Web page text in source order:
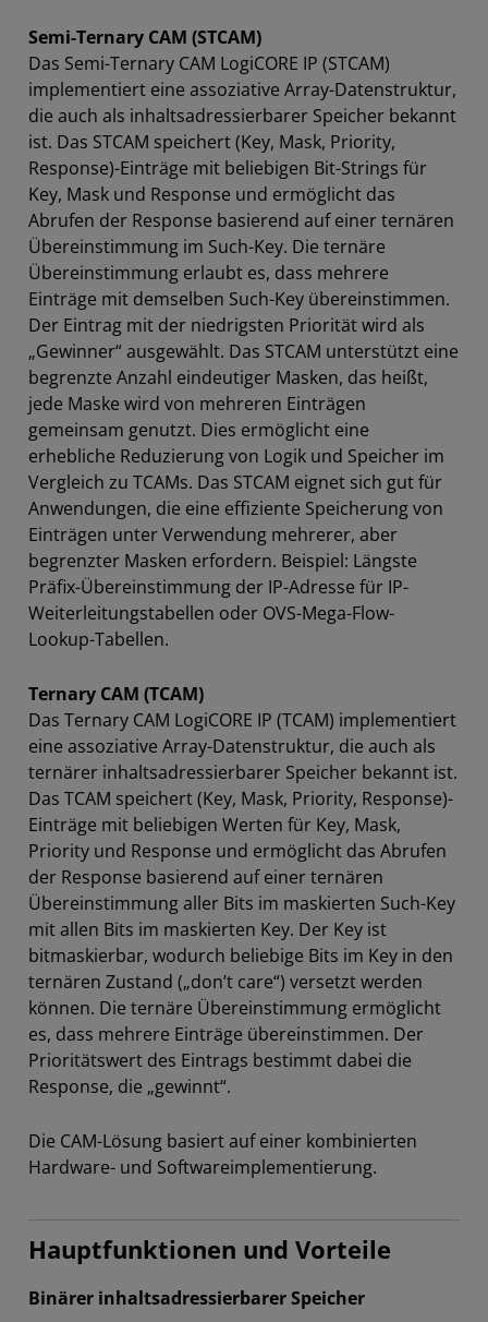
Semi-Ternary CAM (STCAM)
Das Semi-Ternary CAM LogiCORE IP (STCAM)
implementiert eine assoziative Array-Datenstruktur,
die auch als inhaltsadressierbarer Speicher bekannt
ist. Das STCAM speichert (Key, Mask, Priority,
Response)-Einträge mit beliebigen Bit-Strings für
Key, Mask und Response und ermöglicht das
Abrufen der Response basierend auf einer ternären
Übereinstimmung im Such-Key. Die ternäre
Übereinstimmung erlaubt es, dass mehrere
Einträge mit demselben Such-Key übereinstimmen.
Der Eintrag mit der niedrigsten Priorität wird als
„Gewinner“ ausgewählt. Das STCAM unterstützt eine
begrenzte Anzahl eindeutiger Masken, das heißt,
jede Maske wird von mehreren Einträgen
gemeinsam genutzt. Dies ermöglicht eine
erhebliche Reduzierung von Logik und Speicher im
Vergleich zu TCAMs. Das STCAM eignet sich gut für
Anwendungen, die eine effiziente Speicherung von
Einträgen unter Verwendung mehrerer, aber
begrenzter Masken erfordern. Beispiel: Längste
Präfix-Übereinstimmung der IP-Adresse für IP-
Weiterleitungstabellen oder OVS-Mega-Flow-
Lookup-Tabellen.
Ternary CAM (TCAM)
Das Ternary CAM LogiCORE IP (TCAM) implementiert
eine assoziative Array-Datenstruktur, die auch als
ternärer inhaltsadressierbarer Speicher bekannt ist.
Das TCAM speichert (Key, Mask, Priority, Response)-
Einträge mit beliebigen Werten für Key, Mask,
Priority und Response und ermöglicht das Abrufen
der Response basierend auf einer ternären
Übereinstimmung aller Bits im maskierten Such-Key
mit allen Bits im maskierten Key. Der Key ist
bitmaskierbar, wodurch beliebige Bits im Key in den
ternären Zustand („don’t care“) versetzt werden
können. Die ternäre Übereinstimmung ermöglicht
es, dass mehrere Einträge übereinstimmen. Der
Prioritätswert des Eintrags bestimmt dabei die
Response, die „gewinnt“.
Die CAM-Lösung basiert auf einer kombinierten
Hardware- und Softwareimplementierung.
Hauptfunktionen und Vorteile
Binärer inhaltsadressierbarer Speicher